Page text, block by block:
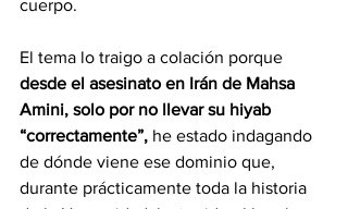
cuerpo.
El tema lo traigo a colación porque
desde el asesinato en Irán de Mahsa
Amini, solo por no llevar su hiyab
“correctamente”, he estado indagando
de dónde viene ese dominio que,
durante prácticamente toda la historia